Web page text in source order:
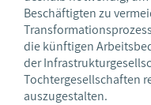
Beschäftigten zu
die künftigen
der
Tochtergesellschaften
auszugestalten.